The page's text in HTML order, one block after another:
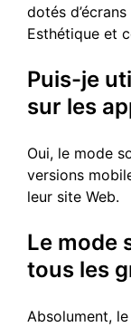
dotés d’écrans
Esthétique et
Puis-je
sur les
Oui, le mode
versions
leur site Web.
Le mode
tous les
Absolument,